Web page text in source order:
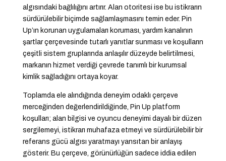
algısındaki bağlılığını artırır. Alan otoritesi ise bu istikrarın
sürdürülebilir biçimde sağlamlaşmasını temin eder. Pin
Up’ın korunan uygulamaları koruması, yardım kanalının
şartlar çerçevesinde tutarlı yanıtlar sunması ve koşulların
çeşitli sistem gruplarında anlaşılır düzeyde belirtilmesi,
markanın hizmet verdiği çevrede tanımlı bir kurumsal
kimlik sağladığını ortaya koyar.
Toplamda ele alındığında deneyim odaklı çerçeve
merceğinden değerlendirildiğinde, Pin Up platform
koşulları; alan bilgisi ve oyuncu deneyimi dayalı bir düzen
sergilemeyi, istikrarı muhafaza etmeyi ve sürdürülebilir bir
referans gücü algısı yaratmayı yansıtan bir anlayış
gösterir. Bu çerçeve, görünürlüğün sadece iddia edilen